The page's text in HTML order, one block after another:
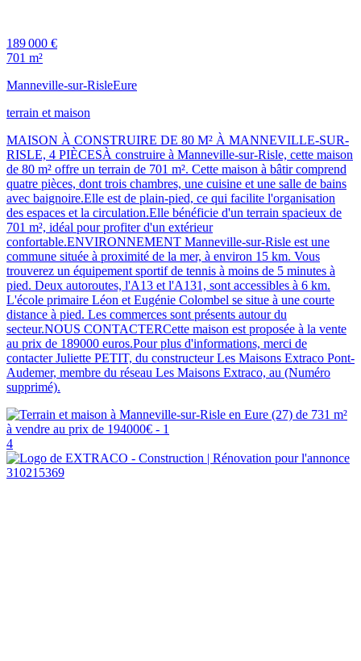
189 000 €
701 m²
Manneville-sur-RisleEure
terrain et maison
MAISON À CONSTRUIRE DE 80 M² À MANNEVILLE-SUR-
RISLE, 4 PIÈCESÀ construire à Manneville-sur-Risle, cette maison
de 80 m² offre un terrain de 701 m². Cette maison à bâtir comprend
quatre pièces, dont trois chambres, une cuisine et une salle de bains
avec baignoire.Elle est de plain-pied, ce qui facilite l'organisation
des espaces et la circulation.Elle bénéficie d'un terrain spacieux de
701 m², idéal pour profiter d'un extérieur
confortable.ENVIRONNEMENT Manneville-sur-Risle est une
commune située à proximité de la mer, à environ 15 km. Vous
trouverez un équipement sportif de tennis à moins de 5 minutes à
pied. Deux autoroutes, l'A13 et l'A131, sont accessibles à 6 km.
L'école primaire Léon et Eugénie Colombel se situe à une courte
distance à pied. Les commerces sont présents autour du
secteur.NOUS CONTACTERCette maison est proposée à la vente
au prix de 189000 euros.Pour plus d'informations, merci de
contacter Juliette PETIT, du constructeur Les Maisons Extraco Pont-
Audemer, membre du réseau Les Maisons Extraco, au (Numéro
supprimé).
4